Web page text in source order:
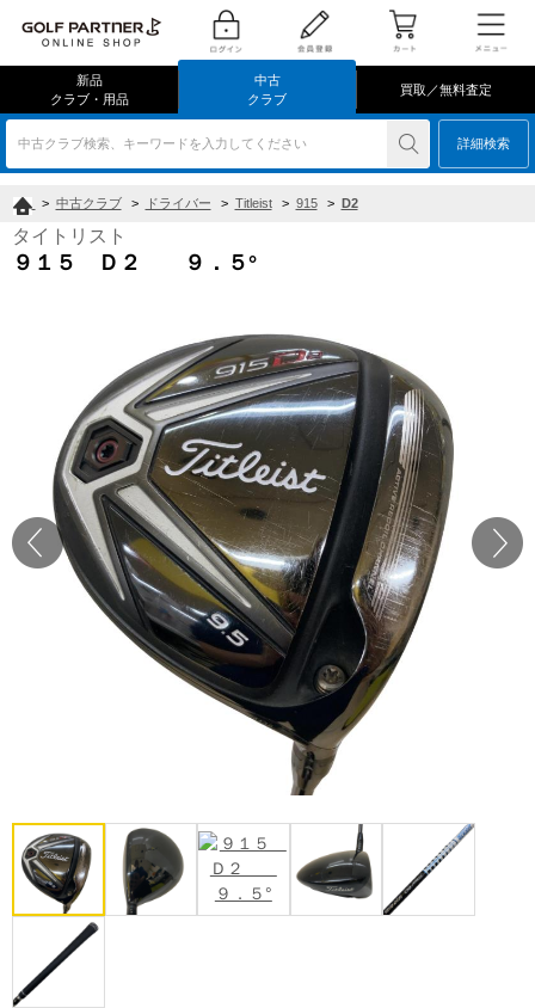
新品
クラブ・用品
中古
クラブ
買取／無料査定
中古クラブ検索、キーワードを入力してください 詳細検索
> 中古クラブ > ドライバー > Titleist > 915 > D2
タイトリスト
９１５ Ｄ２ ９．５°